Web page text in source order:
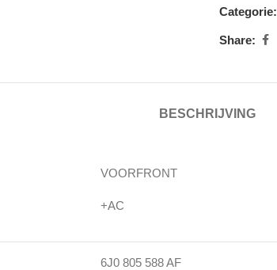
Categorie:
Share:
BESCHRIJVING
VOORFRONT
+AC
6J0 805 588 AF